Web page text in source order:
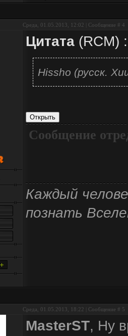
Среда, 01.05.2013, 12:02 | Сообщение # 4
Цитата (RCM) :
Hissho (русск.
Сообщение
Каждый
познать
Среда, 01.05.2013, 18:22 | Сообщение # 5
MasterST, Ну